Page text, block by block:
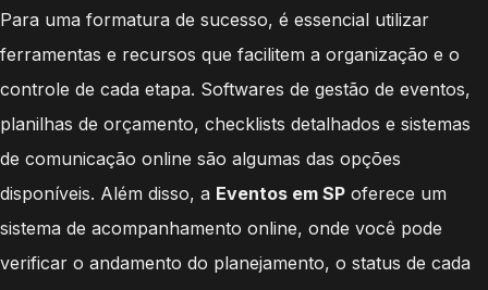
Para uma formatura de sucesso, é essencial utilizar
ferramentas e recursos que facilitem a organização e o
controle de cada etapa. Softwares de gestão de eventos,
planilhas de orçamento, checklists detalhados e sistemas
de comunicação online são algumas das opções
disponíveis. Além disso, a Eventos em SP oferece um
sistema de acompanhamento online, onde você pode
verificar o andamento do planejamento, o status de cada